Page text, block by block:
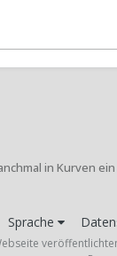
in Kurven
Sprache